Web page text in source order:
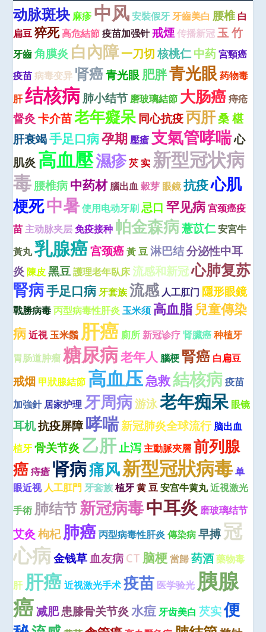
动脉斑块 麻疹 中风 安裝假牙 牙齒美白 腰椎 白
扁豆 猝死高危結節 疫苗加强针戒煙 传播新冠 玉 竹
牙齒 角膜炎 白內障一刀切 核桃仁中药 宮頸癌
疫苗 病毒变异 肾癌青光眼肥胖青光眼 药物毒
肝结核病肺小结节 磨玻璃結節 大肠癌 痔疮
督灸 卡介苗老年癡呆同心抗疫丙肝桑 椹
肝衰竭手足口病孕期 壓瘡 支氣管哮喘心
肌炎 高血壓濕疹芡 实 新型冠状病
毒腰椎病中药材 腦出血 穀芽 眼鏡抗疫心肌
梗死中暑 使用电动牙刷 忌口 罕见病 宫颈癌疫
苗 主动脉夹层 免疫接种 帕金森病薏苡仁安宮牛
黃丸乳腺癌宫颈癌 黃 豆 淋巴结分泌性中耳
炎 陳皮 黑豆 護理老年臥床 流感和新冠心肺复苏
腎病手足口病 牙套族 流感 人工肛门 隱形眼鏡
戰勝病毒 丙型病毒性肝炎 玉米须 高血脂 兒童傳染
病 近視玉米鬚 肝癌 廁所 新冠诊疗 肾臟癌 种植牙
胃肠道肿瘤 糖尿病老年人 腦梗 腎癌 白扁豆
戒烟 甲狀腺結節 高血压急救結核病 疫苗
加強針 居家护理 牙周病游泳老年痴呆 眼镜
耳机抗疫屏障哮喘新冠肺炎全球流行 脑出血
植牙 骨关节炎 乙肝止泻 主動脈夾層 前列腺
癌 痔瘡 肾病痛风新型冠狀病毒 单
眼近视 人工肛門 牙套族 植牙 黄 豆 安宫牛黄丸近視激光
手術 肺结节新冠病毒中耳炎 磨玻璃结节
艾灸 枸杞肺癌 丙型病毒性肝炎 傳染病 早搏 冠
心病 金钱草血友病CT 脑梗 當歸 药酒 藥物毒
肝 肝癌 近视激光手术 疫苗 医学验光 胰腺
癌减肥患膝骨关节炎 水痘 牙齿美白 芡实便